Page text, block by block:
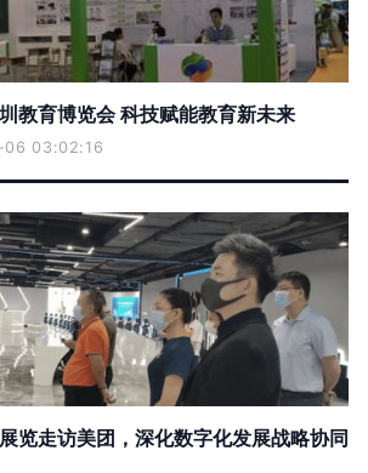
教育博览会 科技赋能教育新未来
06 03:02:16
览走访美团，深化数字化发展战略协同